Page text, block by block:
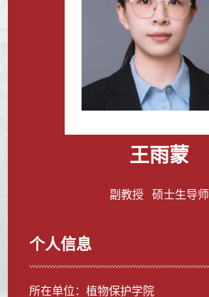
王雨蒙
副教授 硕士生导师
个人信息
所在单位：植物保护学院